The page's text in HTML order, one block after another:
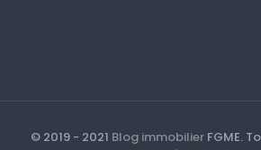
© 2019 - 2021 Blog immobilierFGME.